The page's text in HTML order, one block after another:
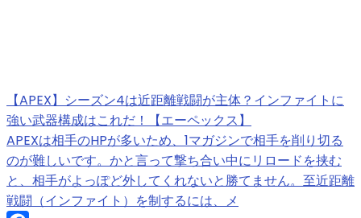
【APEX】シーズン4は近距離戦闘が主体？インファイトに
強い武器構成はこれだ！【エーペックス】
APEXは相手のHPが多いため、1マガジンで相手を削り切る
のが難しいです。かと言って撃ち合い中にリロードを挟む
と、相手がよっぽど外してくれないと勝てません。至近距離
戦闘（インファイト）を制するには、メ